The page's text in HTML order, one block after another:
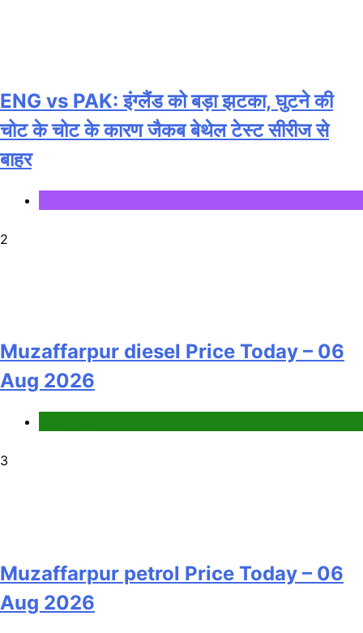
ENG vs PAK: इंग्लैंड को बड़ा झटका, घुटने की
चोट के चोट के कारण जैकब बेथेल टेस्ट सीरीज से
बाहर
2
Muzaffarpur diesel Price Today – 06
Aug 2026
3
Muzaffarpur petrol Price Today – 06
Aug 2026